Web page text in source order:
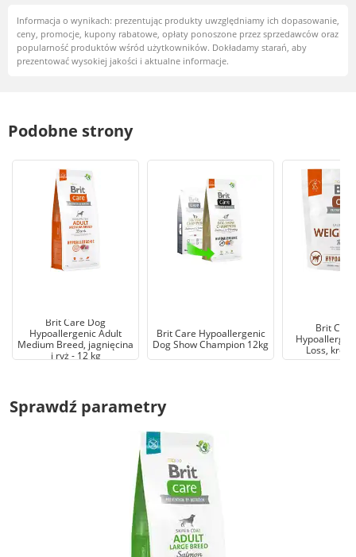
Informacja o wynikach: prezentując produkty uwzględniamy ich dopasowanie,
ceny, promocje, kupony rabatowe, opłaty ponoszone przez sprzedawców oraz
popularność produktów wśród użytkowników. Dokładamy starań, aby
prezentować wysokiej jakości i aktualne informacje.
Podobne strony
Brit Care Dog
Hypoallergenic Adult
Medium Breed, jagnięcina
i ryż - 12 kg
Brit Care Hypoallergenic
Dog Show Champion 12kg
Brit
Loss,
Sprawdź parametry